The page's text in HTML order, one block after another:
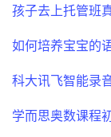
孩子去上托管班
如何培养宝宝的
科大讯飞智能录
学而思奥数课程